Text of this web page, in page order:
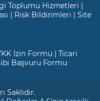
Toplumu Hizmetleri |
| Risk Bildirimleri |Site
İzin Formu | Ticari
Başvuru Formu
Saklıdır.